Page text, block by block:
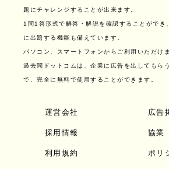
題にチャレンジすることが出来ます。
1問1答形式で解答・解説を確認することができ
に出題する機能も備えています。
パソコン、スマートフォンからご利用いただけま
過去問ドットコムは、企業に広告を出してもら
で、完全に無料で使用することができます。
運営会社 広告
採用情報 協業
利用規約 ポリ